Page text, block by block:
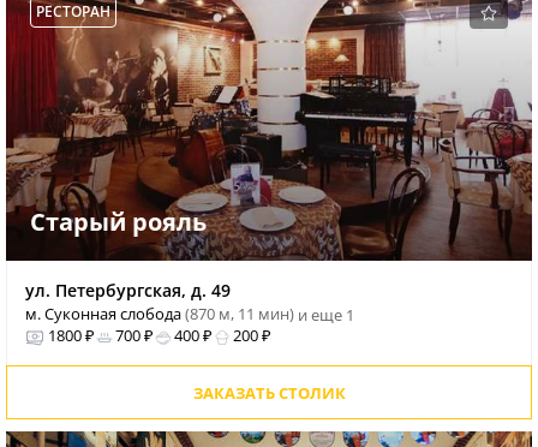
РЕСТОРАН
Старый рояль
ул. Петербургская, д. 49
м. Суконная слобода(870 м, 11 мин) и еще 1
1800 ₽
700 ₽ 400 ₽ 200 ₽
ЗАКАЗАТЬ СТОЛИК